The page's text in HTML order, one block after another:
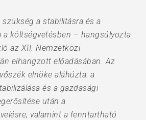
szükség a stabilitásra és a
a költségvetésben – hangsúlyozta
az XII. Nemzetközi
elhangzott előadásában. Az
elnöke aláhúzta: a
és a gazdasági
után a
valamint a fenntartható